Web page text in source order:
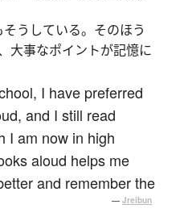
そうしている。そのほう
大事なポイントが記憶に
I have preferred
and I still read
I am now in high
aloud helps me
and remember the
— Jreibun